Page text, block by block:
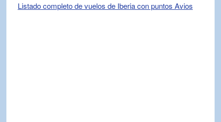
Listado completo de vuelos de Iberia con puntos Avios